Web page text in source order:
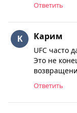
Ответить
Карим
UFC часто
Это не
Ответить